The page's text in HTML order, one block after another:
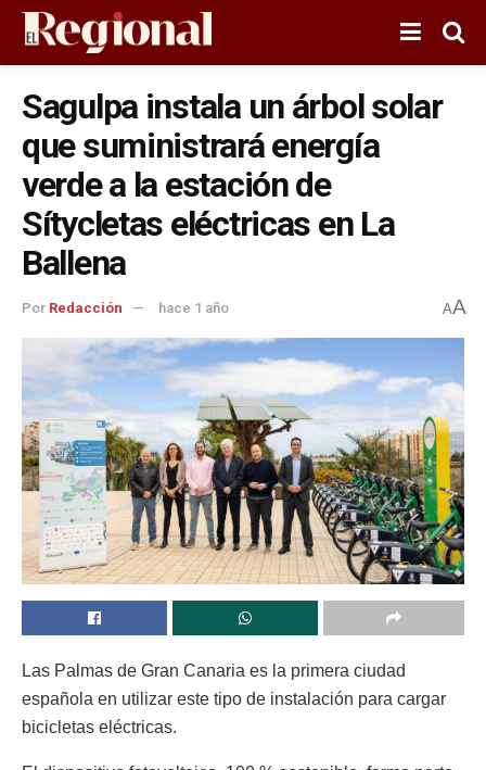
Sagulpa instala un árbol solar
que suministrará energía
verde a la estación de
Sítycletas eléctricas en La
Ballena
Por Redacción hace 1 año AA
Las Palmas de Gran Canaria es la primera ciudad
española en utilizar este tipo de instalación para cargar
bicicletas eléctricas.